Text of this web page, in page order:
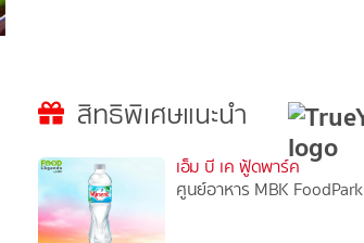
สิทธิพิเศษแนะนำ
เอ็ม บี เค ฟู้ดพาร์ค
ศูนย์อาหาร MBK FoodPark